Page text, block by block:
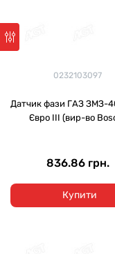
0232103097
Датчик фази ГАЗ ЗМЗ-
Євро III (вир-во
836.86 грн.
Купити